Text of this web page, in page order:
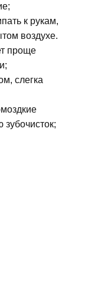
к рукам,
воздухе.
проще
слегка